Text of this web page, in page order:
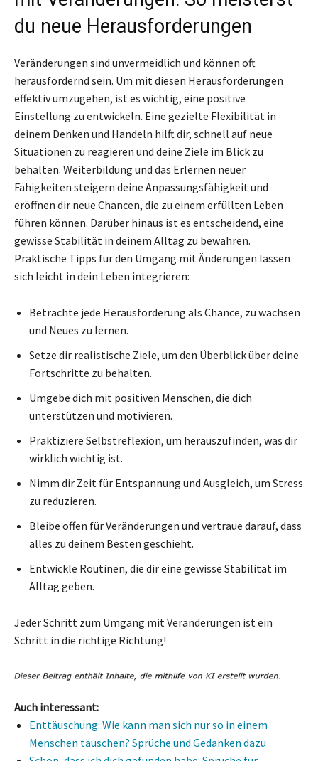
du neue Herausforderungen
Veränderungen sind unvermeidlich und können oft
herausfordernd sein. Um mit diesen Herausforderungen
effektiv umzugehen, ist es wichtig, eine positive
Einstellung zu entwickeln. Eine gezielte Flexibilität in
deinem Denken und Handeln hilft dir, schnell auf neue
Situationen zu reagieren und deine Ziele im Blick zu
behalten. Weiterbildung und das Erlernen neuer
Fähigkeiten steigern deine Anpassungsfähigkeit und
eröffnen dir neue Chancen, die zu einem erfüllten Leben
führen können. Darüber hinaus ist es entscheidend, eine
gewisse Stabilität in deinem Alltag zu bewahren.
Praktische Tipps für den Umgang mit Änderungen lassen
sich leicht in dein Leben integrieren:
Betrachte jede Herausforderung als Chance, zu wachsen
und Neues zu lernen.
Setze dir realistische Ziele, um den Überblick über deine
Fortschritte zu behalten.
Umgebe dich mit positiven Menschen, die dich
unterstützen und motivieren.
Praktiziere Selbstreflexion, um herauszufinden, was dir
wirklich wichtig ist.
Nimm dir Zeit für Entspannung und Ausgleich, um Stress
zu reduzieren.
Bleibe offen für Veränderungen und vertraue darauf, dass
alles zu deinem Besten geschieht.
Entwickle Routinen, die dir eine gewisse Stabilität im
Alltag geben.
Jeder Schritt zum Umgang mit Veränderungen ist ein
Schritt in die richtige Richtung!
Auch interessant:
Enttäuschung: Wie kann man sich nur so in einem
Menschen täuschen? Sprüche und Gedanken dazu